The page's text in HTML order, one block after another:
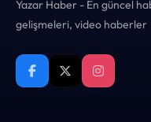
Yazar Haber - En güncel
gelişmeleri, video haberler